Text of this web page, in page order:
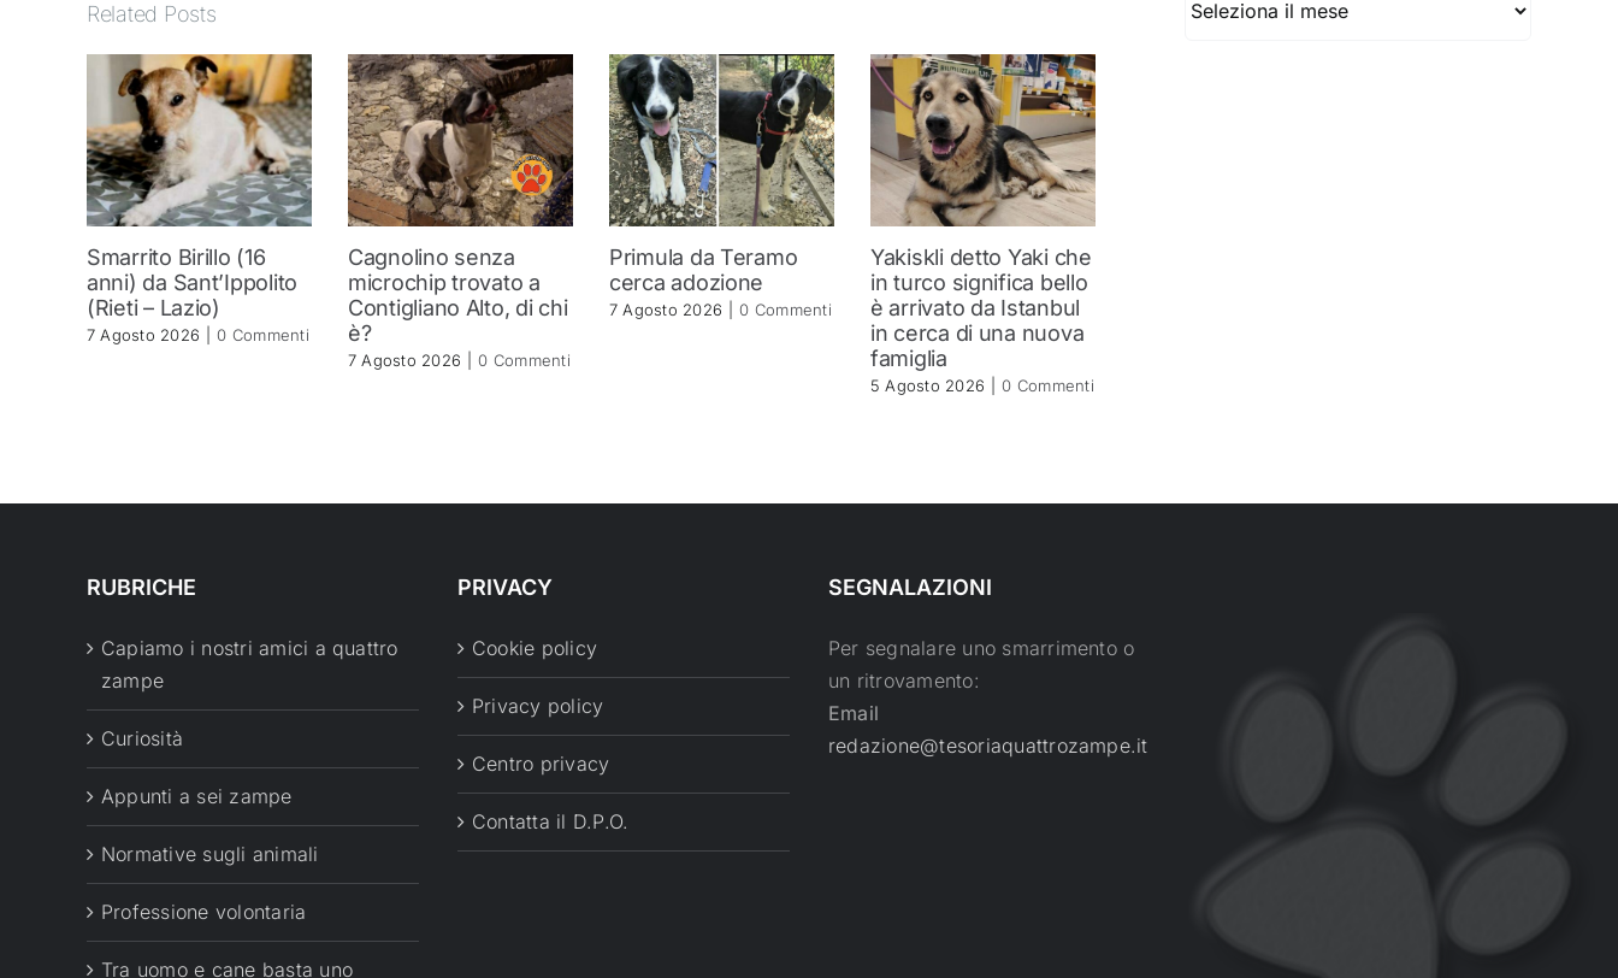
Related Posts
Smarrito Birillo (16
anni) da Sant’Ippolito
(Rieti – Lazio)
7 Agosto 2026 0 Commenti
Cagnolino senza
microchip trovato a
Contigliano Alto, di chi
è?
7 Agosto 2026 0 Commenti
Primula da Teramo
cerca adozione
7 Agosto 2026 0 Commenti
Yakiskli detto Yaki che
in turco significa bello
è arrivato da Istanbul
in cerca di una nuova
famiglia
5 Agosto 2026 0 Commenti
RUBRICHE
Capiamo i nostri amici a quattro
zampe
Curiosità
Appunti a sei zampe
Normative sugli animali
Professione volontaria
Tra uomo e cane basta uno
PRIVACY
Cookie policy
Privacy policy
Centro privacy
Contatta il D.P.O.
SEGNALAZIONI
Per segnalare uno smarrimento o
un ritrovamento:
Email
redazione@tesoriaquattrozampe.it